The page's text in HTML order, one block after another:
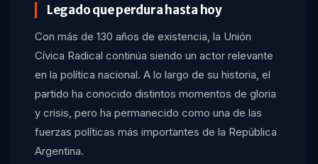
Legado que perdura hasta hoy
Con más de 130 años de existencia, la Unión
Cívica Radical continúa siendo un actor relevante
en la política nacional. A lo largo de su historia, el
partido ha conocido distintos momentos de gloria
y crisis, pero ha permanecido como una de las
fuerzas políticas más importantes de la República
Argentina.